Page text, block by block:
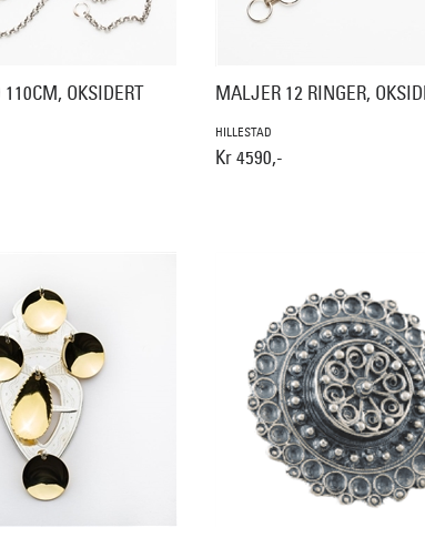
OKSIDERT MALJER 12 RINGER,
HILLESTAD
Kr 4590,-